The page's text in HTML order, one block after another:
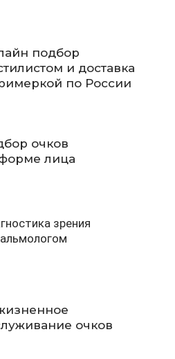
очков
лица
очков
подбор
и доставка
по России
зрения